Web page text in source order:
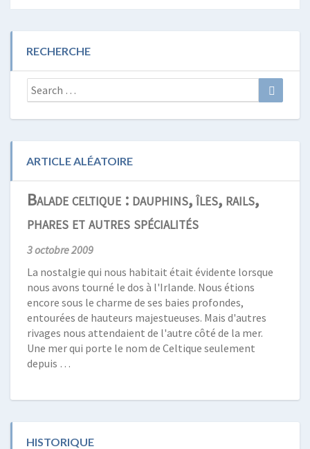
RECHERCHE
Search
for:
Search
ARTICLE ALÉATOIRE
Balade celtique : dauphins, îles, rails,
phares et autres spécialités
3 octobre 2009
La nostalgie qui nous habitait était évidente lorsque
nous avons tourné le dos à l'Irlande. Nous étions
encore sous le charme de ses baies profondes,
entourées de hauteurs majestueuses. Mais d'autres
rivages nous attendaient de l'autre côté de la mer.
Une mer qui porte le nom de Celtique seulement
depuis …
HISTORIQUE